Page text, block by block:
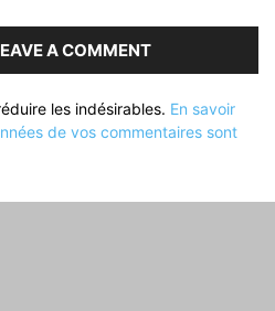
A COMMENT
les indésirables. En savoir
de vos commentaires sont